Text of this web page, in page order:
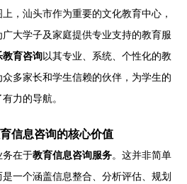
，汕头市作为重要的文化教育中心，
大学子及家庭提供专业支持的教育服
教育咨询以其专业、系统、个性化的教
多家长和学生信赖的伙伴，为学生的
力的导航。
信息咨询的核心价值
务在于教育信息咨询服务。这并非简单
一个涵盖信息整合、分析评估、规划